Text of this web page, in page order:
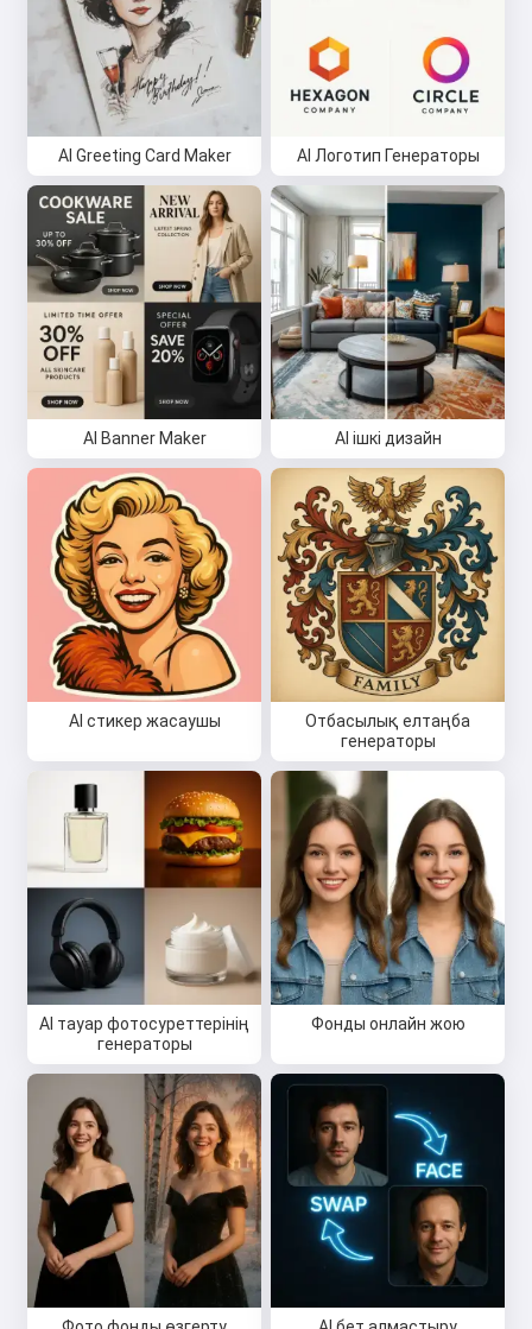
AI Greeting Card Maker AI Логотип Генераторы
AI Banner Maker AI ішкі дизайн
AI стикер жасаушы
Отбасылық елтаңба
генераторы
AI тауар фотосуреттерінің
генераторы
Фонды онлайн жою